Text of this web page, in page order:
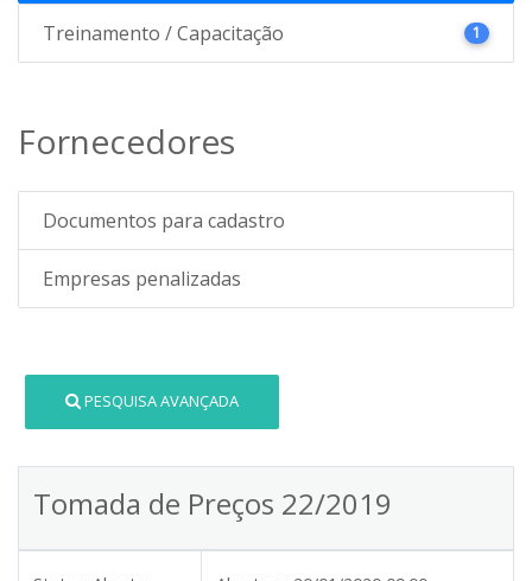
Treinamento / Capacitação 1
Fornecedores
Documentos para cadastro
Empresas penalizadas
PESQUISA AVANÇADA
Tomada de Preços 22/2019